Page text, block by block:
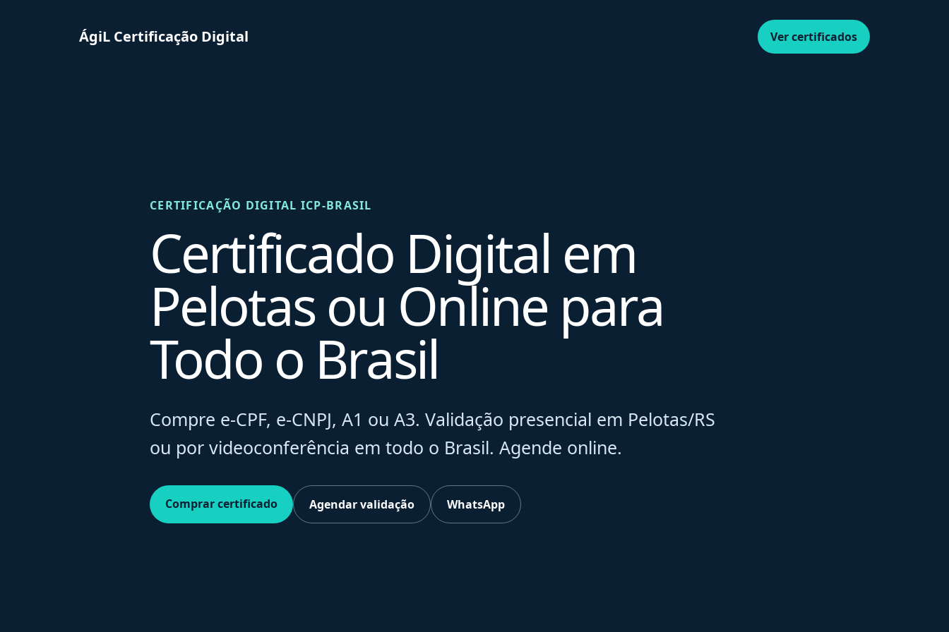
ÁgiL Certificação Digital Ver certificados
CERTIFICAÇÃO DIGITAL ICP-BRASIL
Certificado Digital em
Pelotas ou Online para
Todo o Brasil
Compre e-CPF, e-CNPJ, A1 ou A3. Validação presencial em Pelotas/RS
ou por videoconferência em todo o Brasil. Agende online.
Comprar certificado Agendar validação WhatsApp